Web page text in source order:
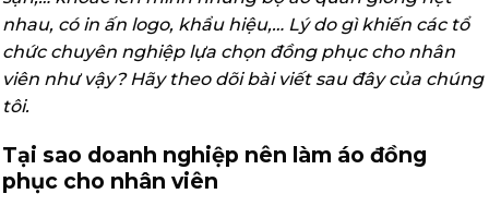
nhau, có in ấn logo, khẩu hiệu,… Lý do gì khiến các tổ
chức chuyên nghiệp lựa chọn đồng phục cho nhân
viên như vậy? Hãy theo dõi bài viết sau đây của chúng
tôi.
Tại sao doanh nghiệp nên làm áo đồng
phục cho nhân viên